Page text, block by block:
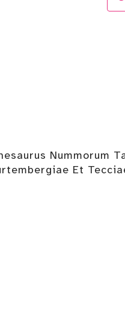
Nummorum
Et